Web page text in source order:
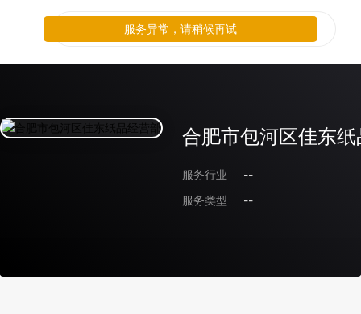
合肥市包河区佳东
服务行业
--
服务类型
--
服务异常，请稍候再试